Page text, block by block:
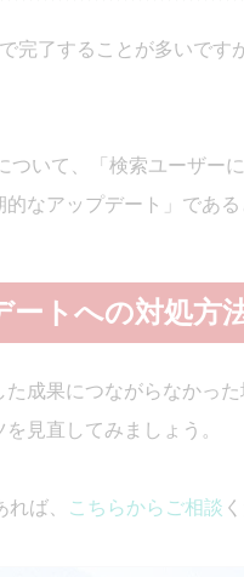
完了することが多いで
ついて、「検索ユーザー
なアップデート」である
ートへの対処方
成果につながらなかっ
見直してみましょう。
ば、 こちらからご相談